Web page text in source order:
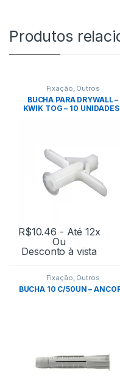
Produtos
Fixação, Outros
BUCHA PARA DRYWALL –
KWIK TOG – 10
R$10.46 - Até 12x
Ou
Desconto à vista
Fixação Outros
BUCHA 10 C/50UN –